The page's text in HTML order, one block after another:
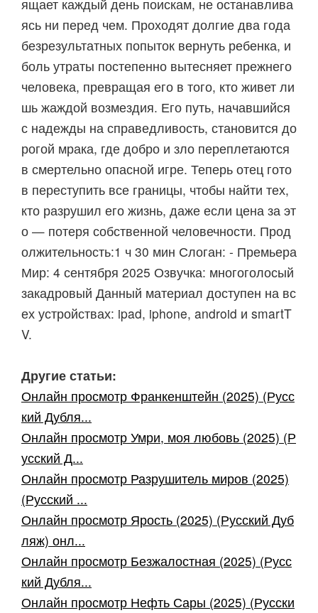
ящает каждый день поискам, не останавлива
ясь ни перед чем. Проходят долгие два года
безрезультатных попыток вернуть ребенка, и
боль утраты постепенно вытесняет прежнего
человека, превращая его в того, кто живет ли
шь жаждой возмездия. Его путь, начавшийся
с надежды на справедливость, становится до
рогой мрака, где добро и зло переплетаются
в смертельно опасной игре. Теперь отец гото
в переступить все границы, чтобы найти тех,
кто разрушил его жизнь, даже если цена за эт
о — потеря собственной человечности. Прод
олжительность:1 ч 30 мин Слоган: - Премьера
Мир: 4 сентября 2025 Озвучка: многоголосый
закадровый Данный материал доступен на вс
ех устройствах: ipad, iphone, android и smartT
V.
Другие статьи:
Онлайн просмотр Франкенштейн (2025) (Русс
кий Дубля...
Онлайн просмотр Умри, моя любовь (2025) (Р
усский Д...
Онлайн просмотр Разрушитель миров (2025)
(Русский ...
Онлайн просмотр Ярость (2025) (Русский Дуб
ляж) онл...
Онлайн просмотр Безжалостная (2025) (Русс
кий Дубля...
Онлайн просмотр Нефть Сары (2025) (Русски